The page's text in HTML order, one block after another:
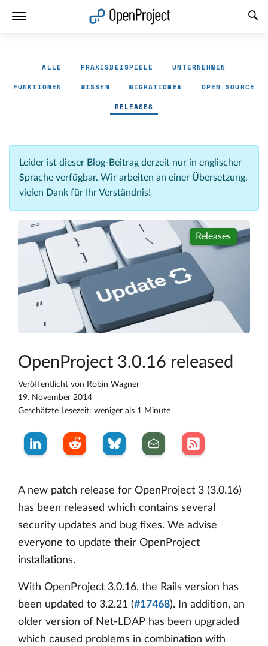
ALLE PRAXISBEISPIELE UNTERNEHMEN
FUNKTIONEN WISSEN MIGRATIONEN OPEN SOURCE
RELEASES
Leider ist dieser Blog-Beitrag derzeit nur in englischer
Sprache verfügbar. Wir arbeiten an einer Übersetzung,
vielen Dank für Ihr Verständnis!
Releases
OpenProject 3.0.16 released
Veröffentlicht von Robin Wagner
19. November 2014
Geschätzte Lesezeit: weniger als 1 Minute
A new patch release for OpenProject 3 (3.0.16)
has been released which contains several
security updates and bug fixes. We advise
everyone to update their OpenProject
installations.
With OpenProject 3.0.16, the Rails version has
been updated to 3.2.21 (#17468). In addition, an
older version of Net-LDAP has been upgraded
which caused problems in combination with
Link in neuem Tab öffnen